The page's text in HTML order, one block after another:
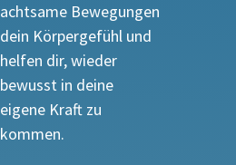
achtsame Bewegungen
dein Körpergefühl und
helfen dir, wieder
bewusst in deine
eigene Kraft zu
kommen.